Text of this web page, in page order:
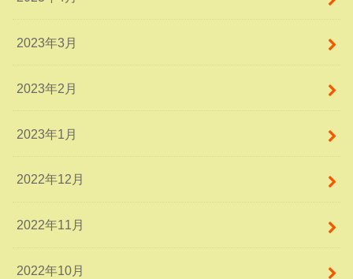
2023年3月
2023年2月
2023年1月
2022年12月
2022年11月
2022年10月